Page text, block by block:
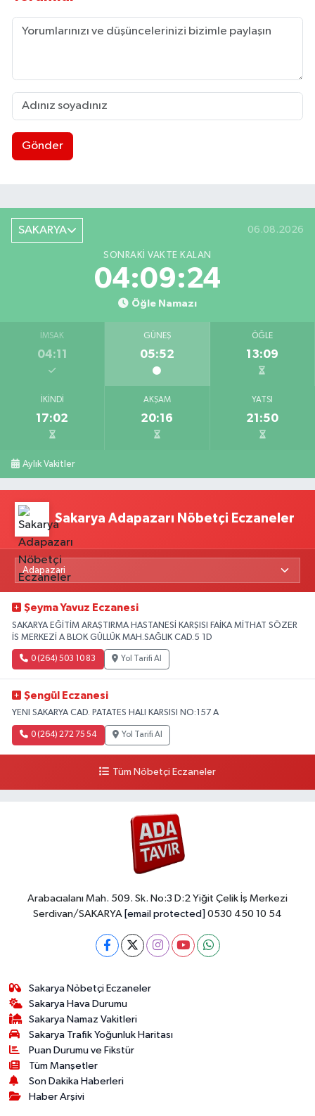
Gönder
SAKARYA 06.08.2026
SONRAKI VAKTE KALAN
04:09:23
Öğle Namazı
İMSAK
04:11
GÜNEŞ
05:52
ÖĞLE
13:09
İKINDI
17:02
AKŞAM
20:16
YATSI
21:50
Aylık Vakitler
Sakarya Adapazarı Nöbetçi Eczaneler
Şeyma Yavuz Eczanesi
SAKARYA EĞİTİM ARAŞTIRMA HASTANESİ KARŞISI FAİKA MİTHAT SÖZER
İS MERKEZİ A BLOK GÜLLÜK MAH.SAĞLIK CAD.5 1D
0 (264) 503 10 83 Yol Tarifi Al
Şengül Eczanesi
YENI SAKARYA CAD. PATATES HALI KARSISI NO:157 A
0 (264) 272 75 54 Yol Tarifi Al
Tüm Nöbetçi Eczaneler
Arabacıalanı Mah. 509. Sk. No:3 D:2 Yiğit Çelik İş Merkezi
Serdivan/SAKARYA [email protected] 0530 450 10 54
Sakarya Nöbetçi Eczaneler
Sakarya Hava Durumu
Sakarya Namaz Vakitleri
Sakarya Trafik Yoğunluk Haritası
Puan Durumu ve Fikstür
Tüm Manşetler
Son Dakika Haberleri
Haber Arşivi